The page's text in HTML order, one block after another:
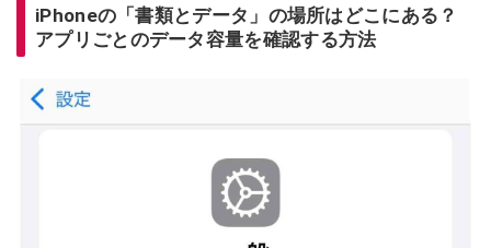
iPhoneの「書類とデータ」の場所はどこにある？
アプリごとのデータ容量を確認する方法